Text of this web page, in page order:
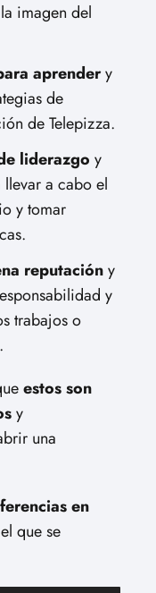
imagen del
aprendery
de
de Telepizza.
liderazgo y
a cabo el
y tomar
reputacióny
y
trabajos o
estos son
y
una
en
que se